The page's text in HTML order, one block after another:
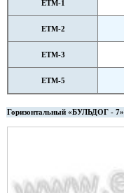
ETM-1
ETM-2
ETM-3
ETM-5
Горизонтальный «БУЛЬДОГ - 7»